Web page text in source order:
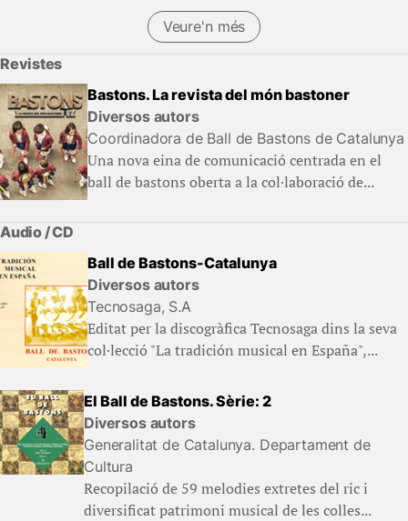
Veure'n més
(Llibres)
Revistes
Bastons. La revista del món bastoner
Diversos autors
Coordinadora de Ball de Bastons de Catalunya
Una nova eina de comunicació centrada en el
ball de bastons oberta a la col·laboració de...
Audio / CD
Ball de Bastons-Catalunya
Diversos autors
Tecnosaga, S.A
Editat per la discogràfica Tecnosaga dins la seva
col·lecció "La tradición musical en España",...
El Ball de Bastons. Sèrie: 2
Diversos autors
Generalitat de Catalunya. Departament de
Cultura
Recopilació de 59 melodies extretes del ric i
diversificat patrimoni musical de les colles...